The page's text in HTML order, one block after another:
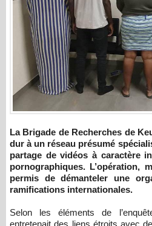
La Brigade de Recherches de Keur Massar a porté un coup
dur à un réseau présumé
partage de vidéos à caractère
pornographiques. L’opération,
permis de démanteler une
ramifications internationales.
Selon les éléments de
entretenait des liens étroits avec